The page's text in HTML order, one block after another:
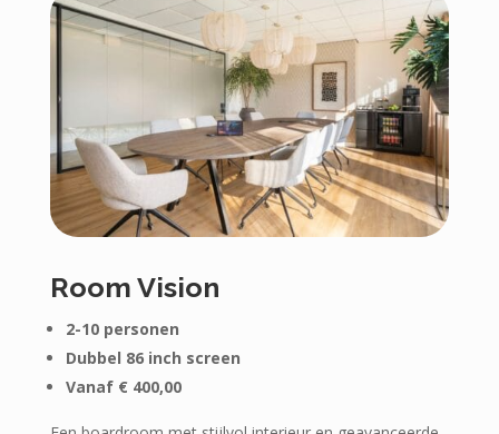
Room Vision
2-10 personen
Dubbel 86 inch screen
Vanaf € 400,00